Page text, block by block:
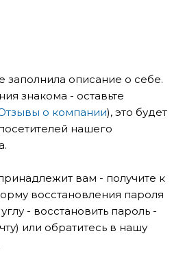
заполнила описание о себе.
знакома - оставьте
о компании), это будет
нашего
вам - получите к
восстановления пароля
- восстановить пароль -
или обратитесь в нашу